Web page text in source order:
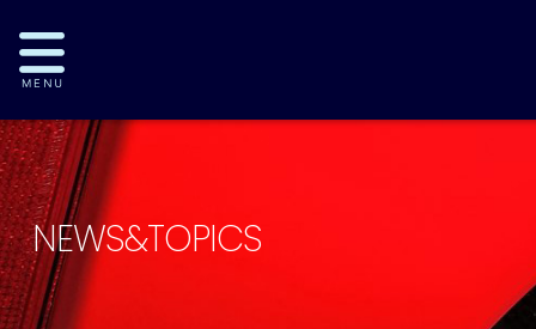
NEWS&TOPICS